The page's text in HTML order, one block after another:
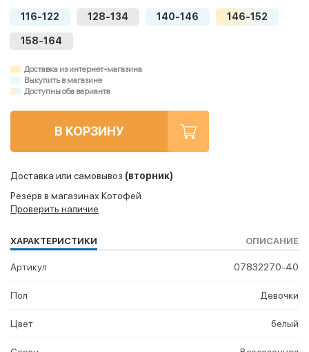
116-122 128-134 140-146 146-152
158-164
Доставка из интернет-магазина
Выкупить в магазине
Доступны оба варианта
В КОРЗИНУ
Доставка или самовывоз (вторник)
Резерв в магазинах Котофей
Проверить наличие
ХАРАКТЕРИСТИКИ ОПИСАНИЕ
Артикул 07832270-40
Пол Девочки
Цвет белый